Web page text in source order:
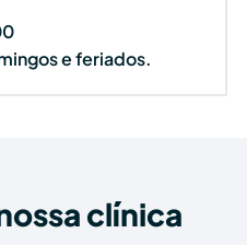
e feriados.
clínica